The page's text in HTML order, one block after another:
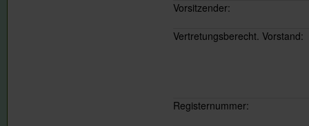
Vorsitzender:
Vertretungsberecht. Vorstand:
Registernummer: